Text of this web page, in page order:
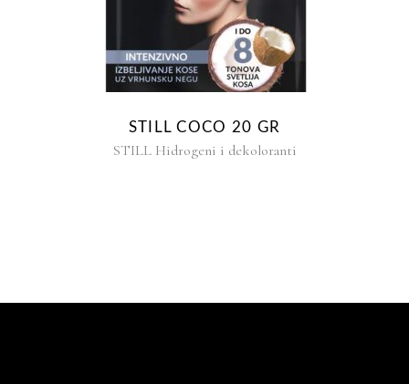
STILL COCO 20 GR
STILL Hidrogeni i dekoloranti